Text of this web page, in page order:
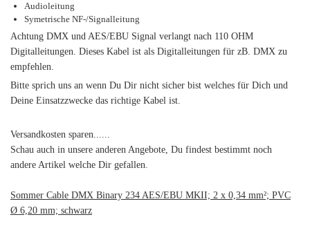
Audioleitung
Symetrische NF-/Signalleitung
Achtung DMX und AES/EBU Signal verlangt nach 110 OHM
Digitalleitungen. Dieses Kabel ist als Digitalleitungen für zB. DMX zu
empfehlen.
Bitte sprich uns an wenn Du Dir nicht sicher bist welches für Dich und
Deine Einsatzzwecke das richtige Kabel ist.
Versandkosten sparen......
Schau auch in unsere anderen Angebote, Du findest bestimmt noch
andere Artikel welche Dir gefallen.
Sommer Cable DMX Binary 234 AES/EBU MKII; 2 x 0,34 mm²; PVC
Ø 6,20 mm; schwarz